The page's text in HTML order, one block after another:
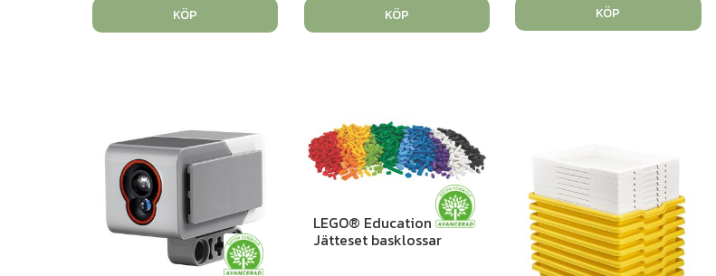
KÖP KÖP KÖP
LEGO® Education
Jätteset basklossar